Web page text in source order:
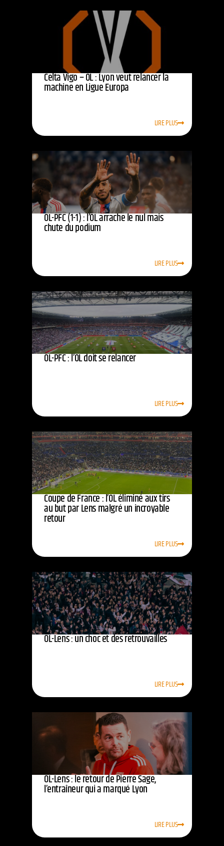
Celta Vigo – OL : Lyon veut relancer la
machine en Ligue Europa
LIRE PLUS
OL-PFC (1-1) : l’OL arrache le nul mais
chute du podium
LIRE PLUS
OL-PFC : l’OL doit se relancer
LIRE PLUS
Coupe de France : l’OL éliminé aux tirs
au but par Lens malgré un incroyable
retour
LIRE PLUS
OL-Lens : un choc et des retrouvailles
LIRE PLUS
OL-Lens : le retour de Pierre Sage,
l’entraîneur qui a marqué Lyon
LIRE PLUS